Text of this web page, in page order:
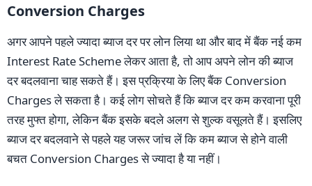
Conversion Charges
अगर आपने पहले ज्यादा ब्याज दर पर लोन लिया था और बाद में बैंक नई कम
Interest Rate Scheme लेकर आता है, तो आप अपने लोन की ब्याज
दर बदलवाना चाह सकते हैं। इस प्रक्रिया के लिए बैंक Conversion
Charges ले सकता है। कई लोग सोचते हैं कि ब्याज दर कम करवाना पूरी
तरह मुफ्त होगा, लेकिन बैंक इसके बदले अलग से शुल्क वसूलते हैं। इसलिए
ब्याज दर बदलवाने से पहले यह जरूर जांच लें कि कम ब्याज से होने वाली
बचत Conversion Charges से ज्यादा है या नहीं।